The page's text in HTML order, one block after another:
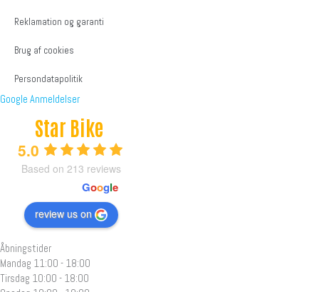
Reklamation og garanti
Brug af cookies
Persondatapolitik
Google Anmeldelser
Star Bike
5.0
Based on 213 reviews
Google
review us on
Åbningstider
Mandag 11:00 - 18:00
Tirsdag 10:00 - 18:00